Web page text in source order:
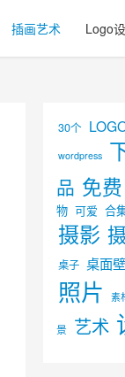
插画艺术 Logo
30个
wordpress
品 免费
物 可爱 合
摄影
桌子 桌面
照片 素
景 艺术